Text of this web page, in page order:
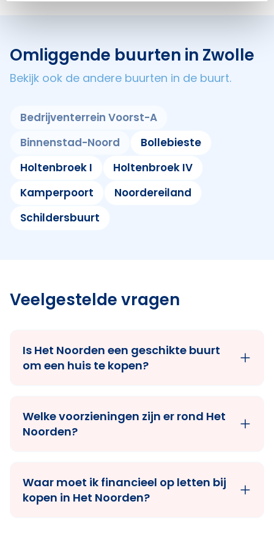
Omliggende buurten in Zwolle
Bekijk ook de andere buurten in de buurt.
Bedrijventerrein Voorst-A
Binnenstad-Noord
Bollebieste
Holtenbroek I
Holtenbroek IV
Kamperpoort
Noordereiland
Schildersbuurt
Veelgestelde vragen
Is Het Noorden een geschikte buurt
om een huis te kopen?
Welke voorzieningen zijn er rond Het
Noorden?
Waar moet ik financieel op letten bij
kopen in Het Noorden?